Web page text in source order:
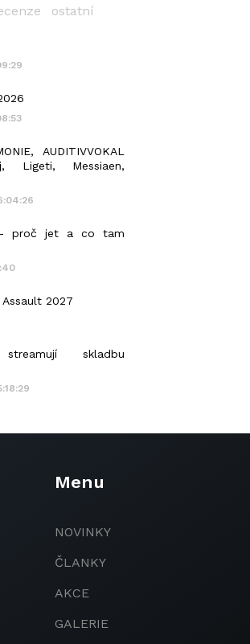
ostatní
AUDITIVVOKAL
Ligeti, Messiaen,
- proč jet a co tam
2027
skladbu
Menu
NOVINKY
ČLANKY
AKCE
GALERIE